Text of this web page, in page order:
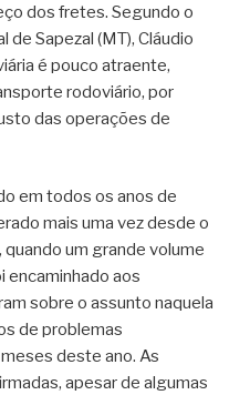
dos fretes. Segundo o
Sapezal (MT), Cláudio
é pouco atraente,
rodoviário, por
das operações de
em todos os anos de
mais uma vez desde o
um grande volume
encaminhado aos
sobre o assunto naquela
de problemas
deste ano. As
apesar de algumas